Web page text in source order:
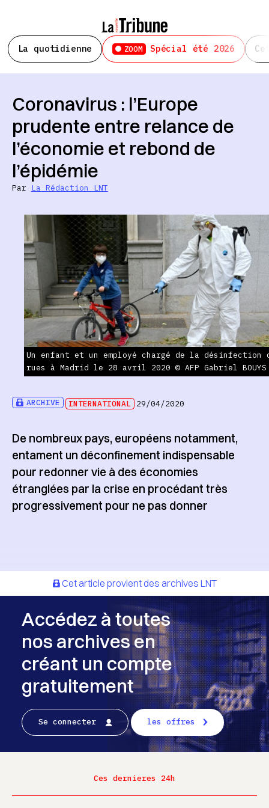
La quotidienne ZOOM Spécial été 2026
ARCHIVE INTERNATIONAL 29/04/2020
Coronavirus : l’Europe
prudente entre relance de
l’économie et rebond de
l’épidémie
Par La Rédaction LNT
Un enfant et un employé chargé de la désinfection
rues à Madrid le 28 avril 2020 © AFP Gabriel BOUYS
De nombreux pays, européens notamment,
entament un déconfinement indispensable
pour redonner vie à des économies
étranglées par la crise en procédant très
progressivement pour ne pas donner
Cet article provient des archives LNT
Accédez à toutes
nos archives en
créant un compte
gratuitement
Se connecter les offres
Ces dernieres 24h